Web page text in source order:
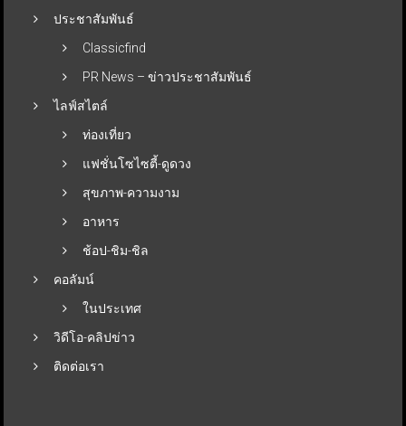
ประชาสัมพันธ์
Classicfind
PR News – ข่าวประชาสัมพันธ์
ไลฟ์สไตล์
ท่องเที่ยว
แฟชั่นโซไซตี้-ดูดวง
สุขภาพ-ความงาม
อาหาร
ช้อป-ชิม-ชิล
คอลัมน์
ในประเทศ
วิดีโอ-คลิปข่าว
ติดต่อเรา